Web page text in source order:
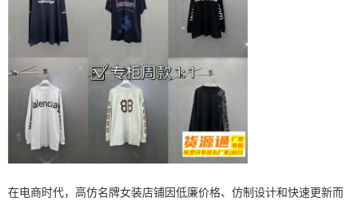
在电商时代，高仿名牌女装店铺因低廉价格、仿制设计和快速更新而